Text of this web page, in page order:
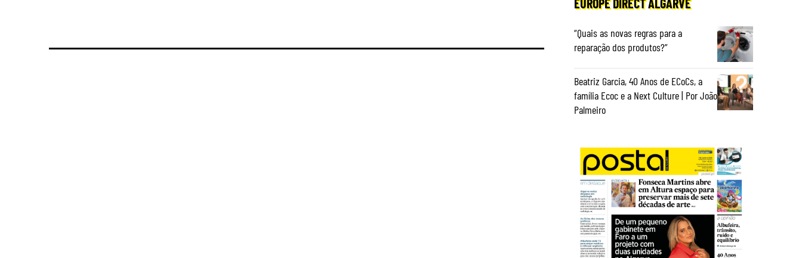
“Quais as novas regras para a
reparação dos produtos?”
Beatriz Garcia, 40 Anos de ECoCs, a
família Ecoc e a Next Culture | Por João
Palmeiro